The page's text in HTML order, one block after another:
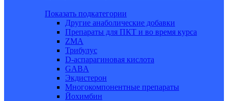
Показать подкатегории
Другие анаболические добавки
Препараты для ПКТ и во время курса
ZMA
Трибулус
D-аспарагиновая кислота
GABA
Экдистерон
Многокомпонентные препараты
Йохимбин